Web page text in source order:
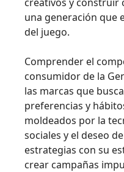
una generación que
del juego.
Comprender el
consumidor de la
las marcas que
preferencias y
moldeados por la
sociales y el deseo
estrategias con su
crear campañas